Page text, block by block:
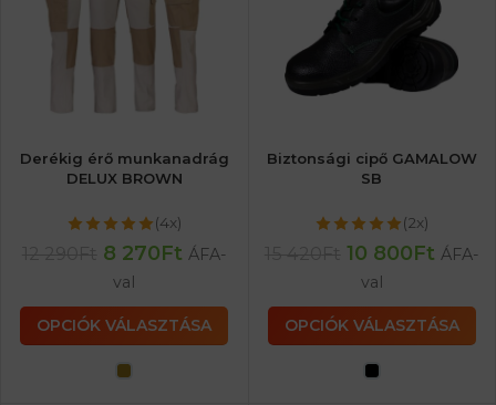
Derékig érő munkanadrág
DELUX BROWN
(4x)
8 270Ft ÁFA-
val
OPCIÓK VÁLASZTÁSA
Biztonsági cipő GAMALOW
SB
(2x)
10 800Ft ÁFA-
val
OPCIÓK VÁLASZTÁSA